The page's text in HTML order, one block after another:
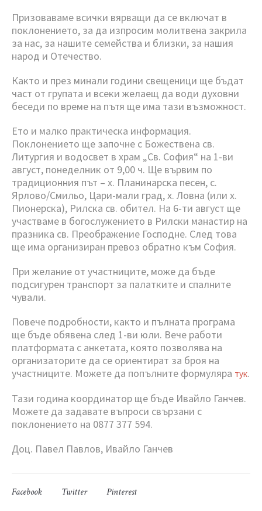
Призоваваме всички вярващи да се включат в
поклонението, за да изпросим молитвена закрила
за нас, за нашите семейства и близки, за нашия
народ и Отечество.
Както и през минали години свещеници ще бъдат
част от групата и всеки желаещ да води духовни
беседи по време на пътя ще има тази възможност.
Ето и малко практическа информация.
Поклонението ще започне с Божествена св.
Литургия и водосвет в храм „Св. София“ на 1-ви
август, понеделник от 9,00 ч. Ще вървим по
традиционния път – х. Планинарска песен, с.
Ярлово/Смильо, Цари-мали град, х. Ловна (или х.
Пионерска), Рилска св. обител. На 6-ти август ще
участваме в богослужението в Рилски манастир на
празника св. Преображение Господне. След това
ще има организиран превоз обратно към София.
При желание от участниците, може да бъде
подсигурен транспорт за палатките и спалните
чували.
Повече подробности, както и пълната програма
ще бъде обявена след 1-ви юли. Вече работи
платформата с анкетата, която позволява на
организаторите да се ориентират за броя на
участниците. Можете да попълните формуляра тук.
Тази година координатор ще бъде Ивайло Ганчев.
Можете да задавате въпроси свързани с
поклонението на 0877 377 594.
Доц. Павел Павлов, Ивайло Ганчев
Facebook Twitter Pinterest